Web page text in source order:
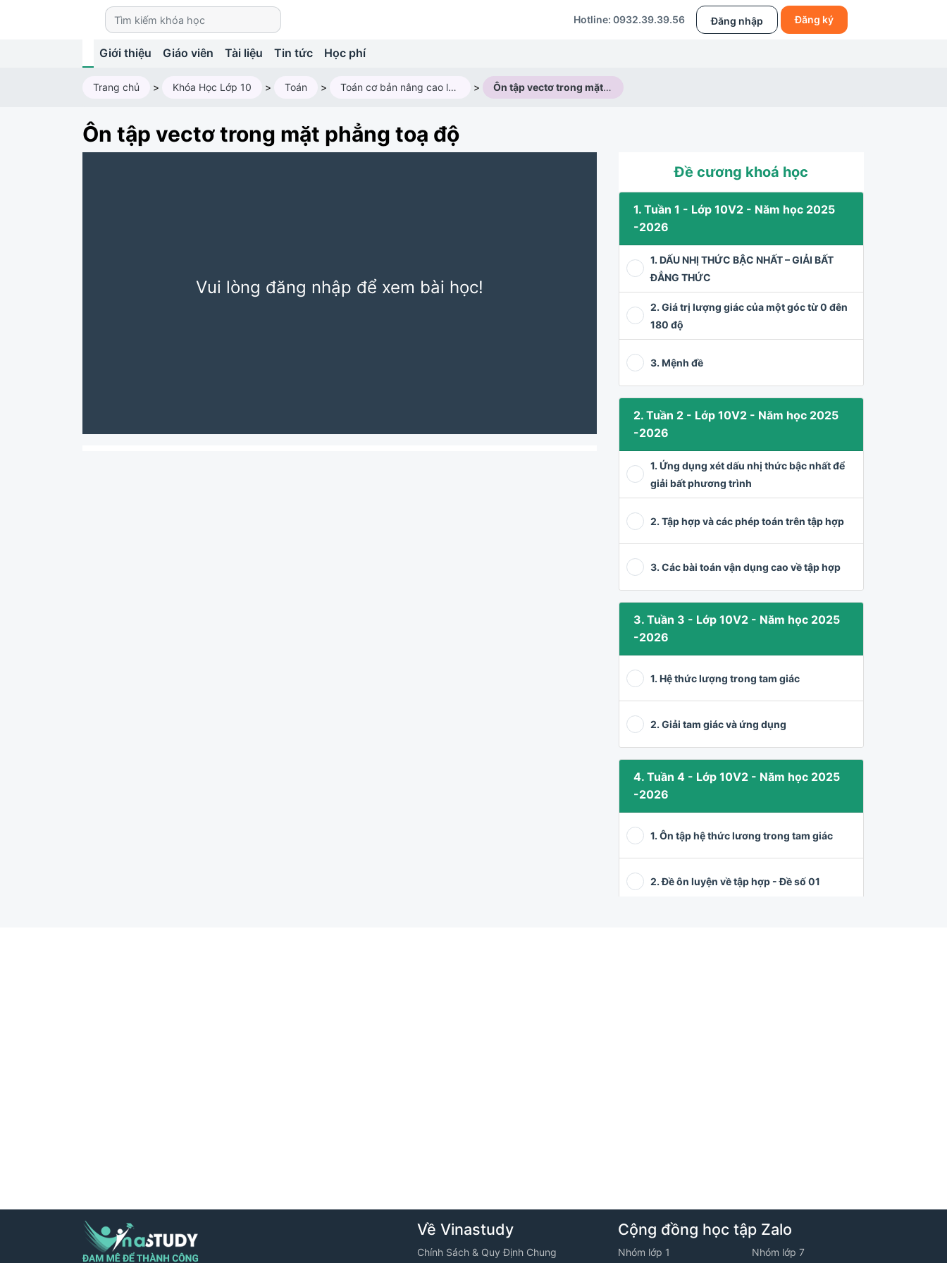
Hotline: 0932.39.39.56 Đăng nhập Đăng ký
Giới thiệu Giáo viên Tài liệu Tin tức Học phí
Trang chủ > Khóa Học Lớp 10 > Toán > Toán cơ bản nâng cao lớp 10V2 (2025 - 2026) > Ôn tập vectơ trong mặt phẳng toạ độ
Ôn tập vectơ trong mặt phẳng toạ độ
Vui lòng đăng nhập để xem bài học!
Đề cương khoá học
1. Tuần 1 - Lớp 10V2 - Năm học 2025
-2026
1. DẤU NHỊ THỨC BẬC NHẤT – GIẢI BẤT
ĐẲNG THỨC
2. Giá trị lượng giác của một góc từ 0 đên
180 độ
3. Mệnh đề
2. Tuần 2 - Lớp 10V2 - Năm học 2025
-2026
1. Ứng dụng xét dấu nhị thức bậc nhất để
giải bất phương trình
2. Tập hợp và các phép toán trên tập hợp
3. Các bài toán vận dụng cao về tập hợp
3. Tuần 3 - Lớp 10V2 - Năm học 2025
-2026
1. Hệ thức lượng trong tam giác
2. Giải tam giác và ứng dụng
4. Tuần 4 - Lớp 10V2 - Năm học 2025
-2026
1. Ôn tập hệ thức lương trong tam giác
2. Đề ôn luyện về tập hợp - Đề số 01
1. Tổng và hiệu của hai vecto
Về Vinastudy
Chính Sách & Quy Định Chung
Cộng đồng học tập Zalo
Nhóm lớp 1 Nhóm lớp 7